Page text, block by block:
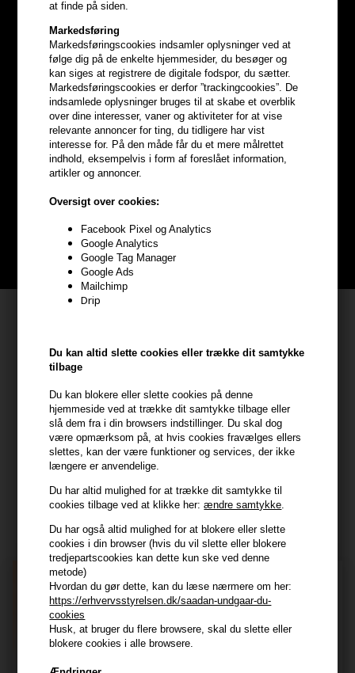
at finde på siden.
Markedsføring
Markedsføringscookies indsamler oplysninger ved at
følge dig på de enkelte hjemmesider, du besøger og
kan siges at registrere de digitale fodspor, du sætter.
Markedsføringscookies er derfor ”trackingcookies”. De
indsamlede oplysninger bruges til at skabe et overblik
over dine interesser, vaner og aktiviteter for at vise
relevante annoncer for ting, du tidligere har vist
interesse for. På den måde får du et mere målrettet
indhold, eksempelvis i form af foreslået information,
artikler og annoncer.
Oversigt over cookies:
Facebook Pixel og Analytics
Google Analytics
Google Tag Manager
Google Ads
Mailchimp
Drip
Du kan altid slette cookies eller trække dit samtykke
tilbage
Du kan blokere eller slette cookies på denne
hjemmeside ved at trække dit samtykke tilbage eller
slå dem fra i din browsers indstillinger. Du skal dog
være opmærksom på, at hvis cookies fravælges ellers
slettes, kan der være funktioner og services, der ikke
længere er anvendelige.
Du har altid mulighed for at trække dit samtykke til
cookies tilbage ved at klikke her:ændre samtykke.
Du har også altid mulighed for at blokere eller slette
cookies i din browser (hvis du vil slette eller blokere
tredjepartscookies kan dette kun ske ved denne
metode)
Hvordan du gør dette, kan du læse nærmere om her:
https://erhvervsstyrelsen.dk/saadan-undgaar-du-
cookies
Husk, at bruger du flere browsere, skal du slette eller
blokere cookies i alle browsere.
Optjen5% bonuskroner
hele din ordre
Bliv helt gratis en del af vores kundeklub og optjen rabatter når du
BLIV GRATIS MEDLEM HER
Frisenborgvej 6A
CVR: 44874253
kundeservice@hair247.dk
Tlf. 23839799 (hverdage 9-14)
Modtag tilbud mm
TILMELD